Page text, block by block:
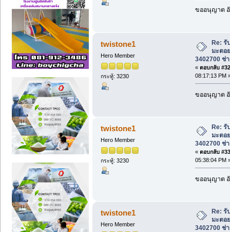
ขออนุญาต
twistone1
Hero Member
กระทู้: 3230
Re: รั
มะตอ
3402700 ช่
« ตอบกลับ
08:17:13 PM
ขออนุญาต
twistone1
Hero Member
กระทู้: 3230
Re: รั
มะตอ
3402700 ช่
« ตอบกลับ
05:38:04 PM
ขออนุญาต
twistone1
Hero Member
Re: รั
มะตอ
3402700 ช่